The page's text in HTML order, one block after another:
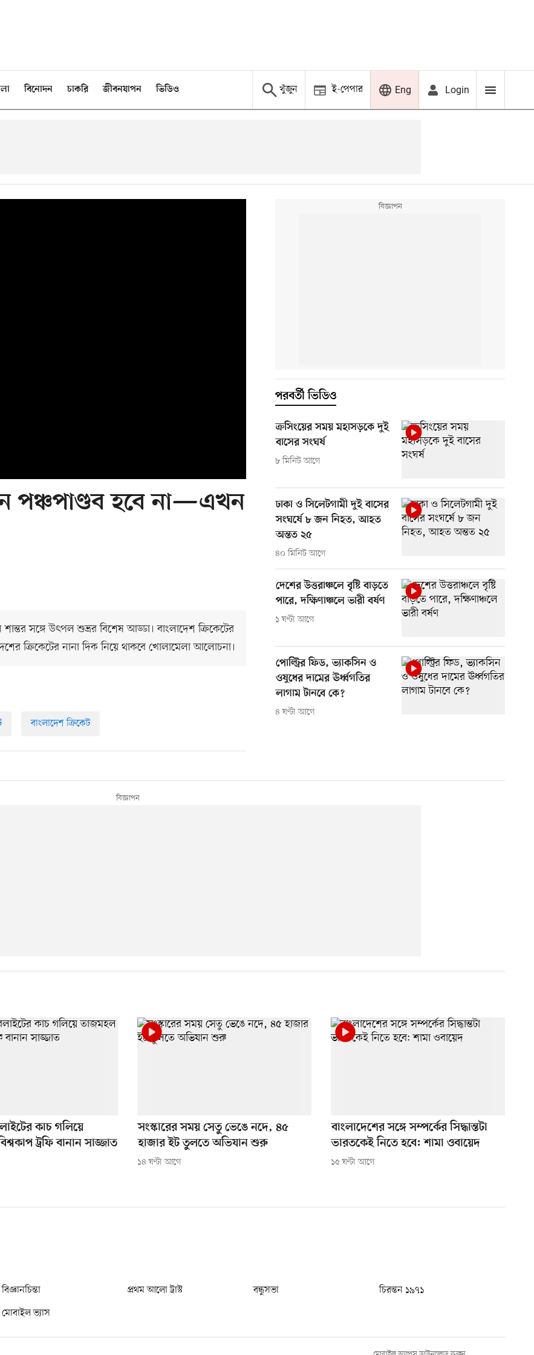
বিনোদন চাকরি জীবনযাপন ভিডিও খুঁজুন ই-পেপার Eng Login
পঞ্চপাণ্ডব হবে না—এখন
সঙ্গে উৎপল শুভ্রর বিশেষ আড্ডা। বাংলাদেশ ক্রিকেটের
ক্রিকেটের নানা দিক নিয়ে থাকবে খোলামেলা আলোচনা।
পরবর্তী ভিডিও
ক্রসিংয়ের সময় মহাসড়কে দুই
বাসের সংঘর্ষ
৮ মিনিট আগে
ঢাকা ও সিলেটগামী দুই বাসের
সংঘর্ষে ৮ জন নিহত, আহত
অন্তত ২৫
৪০ মিনিট আগে
দেশের উত্তরাঞ্চলে বৃষ্টি বাড়তে
পারে, দক্ষিণাঞ্চলে ভারী বর্ষণ
১ ঘণ্টা আগে
পোল্ট্রির ফিড, ভ্যাকসিন ও
ওষুধের দামের ঊর্ধ্বগতির
লাগাম টানবে কে?
৪ ঘণ্টা আগে
বাংলাদেশ ক্রিকেট
কাচ গলিয়ে
ট্রফি বানান সাজ্জাত
সংস্কারের সময় সেতু ভেঙে নদে, ৪৫
হাজার ইট তুলতে অভিযান শুরু
১৪ ঘণ্টা আগে
বাংলাদেশের সঙ্গে সম্পর্কের সিদ্ধান্তটা
ভারতকেই নিতে হবে: শামা ওবায়েদ
১৫ ঘণ্টা আগে
বিজ্ঞানচিন্তা প্রথম আলো ট্রাস্ট বন্ধুসভা
চিরন্তন ১৯৭১
মোবাইল ভ্যাস